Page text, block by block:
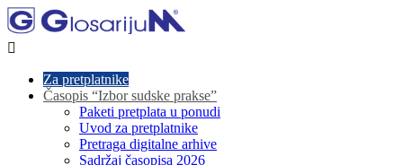

Za pretplatnike
Časopis “Izbor sudske prakse”
Paketi pretplata u ponudi
Uvod za pretplatnike
Pretraga digitalne arhive
Sadržaj časopisa 2026